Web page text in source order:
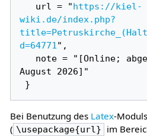
   url = "
https://kiel-
wiki.de/index.php?
d=64771",
August 2026]"
Bei Benutzung des Latex-
( \usepackage{url}
im